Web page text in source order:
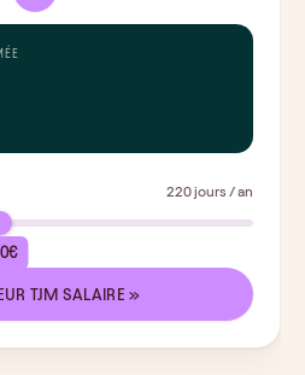
220 jours / an
TJM SALAIRE »